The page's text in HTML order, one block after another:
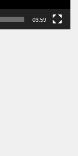
03:59